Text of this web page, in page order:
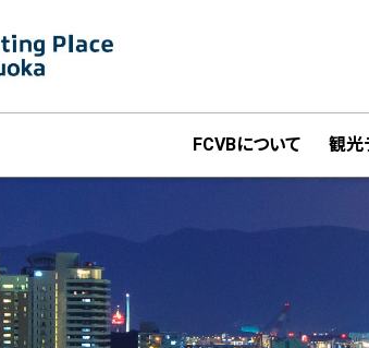
FCVBについて 観光